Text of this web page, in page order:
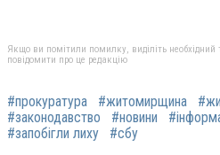
Якщо ви помітили помилку, виділіть необхідний
повідомити про це редакцію
#прокуратура #житомирщина
#законодавство
#новини
#запобігли лиху
#сбу